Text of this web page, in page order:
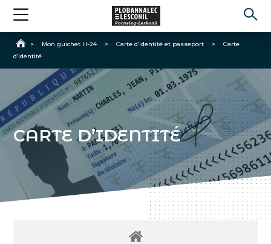
Accueil
> Mon guichet H-24 > Carte d’identité et passeport >
Carte
d’identité
CARTE D’IDENTITÉ